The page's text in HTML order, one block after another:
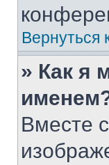
Вернуться
» Как я
Вместе